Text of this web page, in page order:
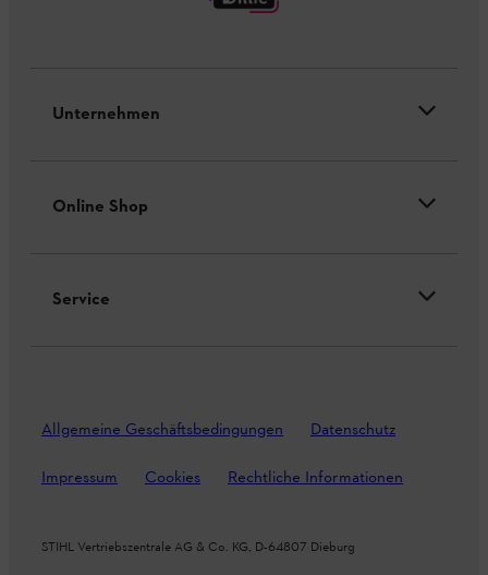
Unternehmen
Online Shop
Service
Allgemeine Geschäftsbedingungen Datenschutz
Impressum Cookies Rechtliche Informationen
STIHL Vertriebszentrale AG & Co. KG, D-64807 Dieburg